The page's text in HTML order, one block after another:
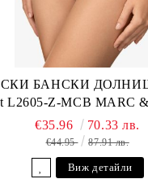
БАНСКИ
L2605-Z-MCB MARC
€35.96 70.33 лв.
€44.95 87.91 лв.
Виж детайли